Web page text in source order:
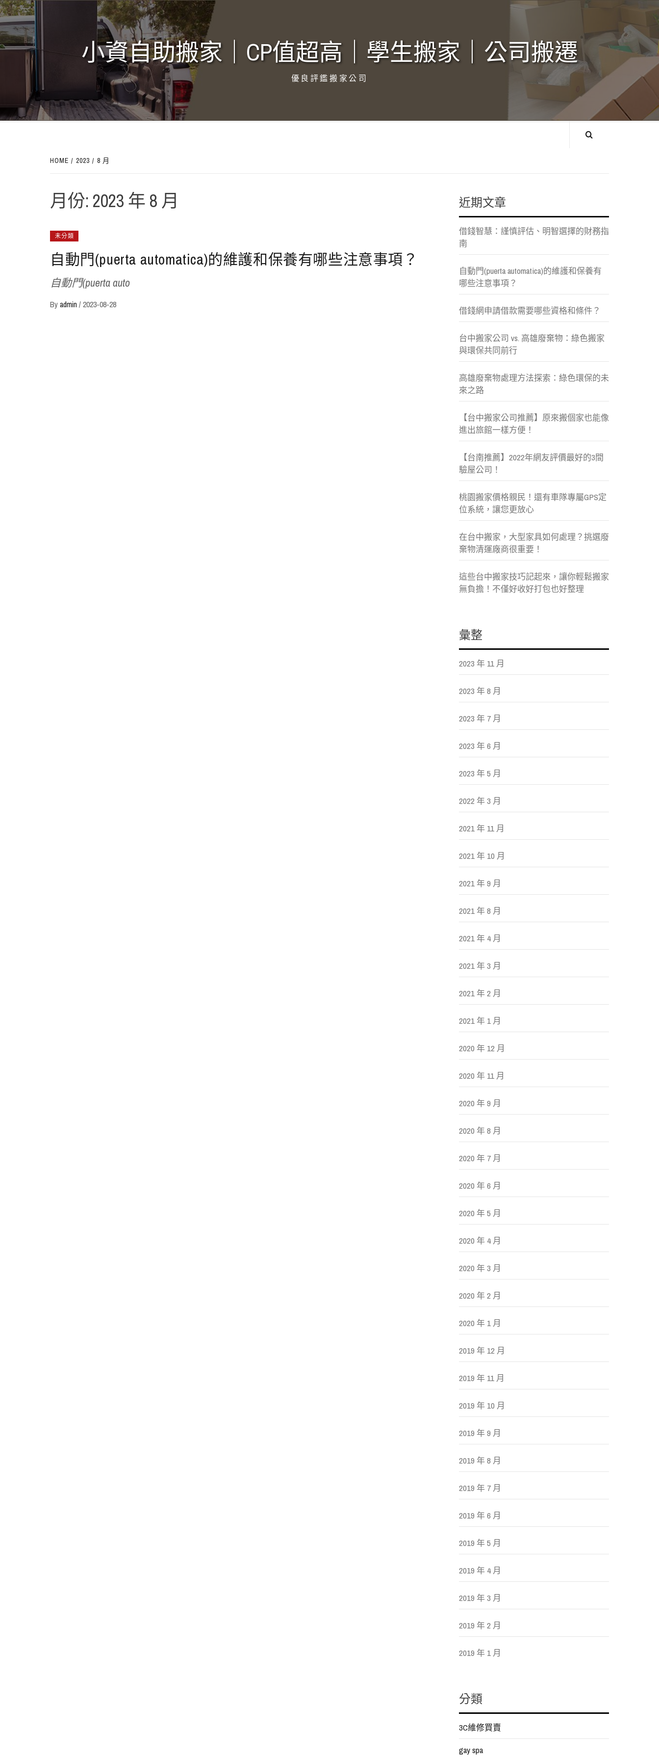
Skip
to
content
小資自助搬家｜CP值超高｜學生搬家｜公司搬遷‎
優良評鑑搬家公司
HOME 2023 8 月
月份: 2023 年 8 月
未分類
自動門(puerta automatica)的維護和保養有哪些注意事項？
自動門(puerta auto
Byadmin /2023-08-28
近期文章
借錢智慧：謹慎評估、明智選擇的財務指
南
自動門(puerta automatica)的維護和保養有
哪些注意事項？
借錢網申請借款需要哪些資格和條件？
台中搬家公司 vs. 高雄廢棄物：綠色搬家
與環保共同前行
高雄廢棄物處理方法探索：綠色環保的未
來之路
【台中搬家公司推薦】原來搬個家也能像
進出旅館一樣方便！
【台南推薦】2022年網友評價最好的3間
驗屋公司！
桃園搬家價格親民！還有車隊專屬GPS定
位系統，讓您更放心
在台中搬家，大型家具如何處理？挑選廢
棄物清運廠商很重要！
這些台中搬家技巧記起來，讓你輕鬆搬家
無負擔！不僅好收好打包也好整理
彙整
2023 年 11 月
2023 年 8 月
2023 年 7 月
2023 年 6 月
2023 年 5 月
2022 年 3 月
2021 年 11 月
2021 年 10 月
2021 年 9 月
2021 年 8 月
2021 年 4 月
2021 年 3 月
2021 年 2 月
2021 年 1 月
2020 年 12 月
2020 年 11 月
2020 年 9 月
2020 年 8 月
2020 年 7 月
2020 年 6 月
2020 年 5 月
2020 年 4 月
2020 年 3 月
2020 年 2 月
2020 年 1 月
2019 年 12 月
2019 年 11 月
2019 年 10 月
2019 年 9 月
2019 年 8 月
2019 年 7 月
2019 年 6 月
2019 年 5 月
2019 年 4 月
2019 年 3 月
2019 年 2 月
2019 年 1 月
分類
3C維修買賣
gay spa